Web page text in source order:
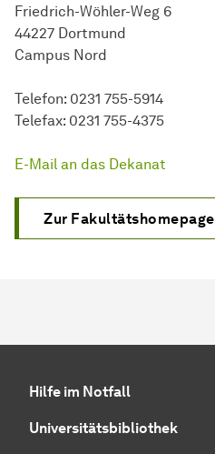
Friedrich-Wöhler-Weg 6
44227 Dortmund
Campus Nord
Telefon: 0231 755-5914
Telefax: 0231 755-4375
E-Mail an das Dekanat
Zur Fakultätshomepage
Hilfe im Notfall
Universitätsbibliothek